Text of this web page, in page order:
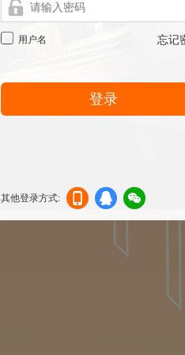
用户名 忘记
登录
其他登录方式:
机登
登录
信登